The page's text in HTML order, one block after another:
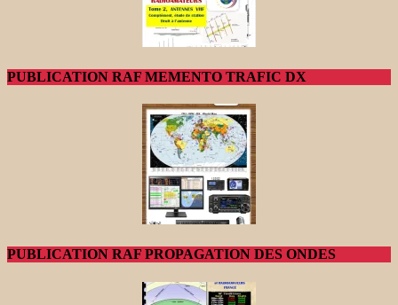
PUBLICATION RAF MEMENTO TRAFIC DX
PUBLICATION RAF PROPAGATION DES ONDES